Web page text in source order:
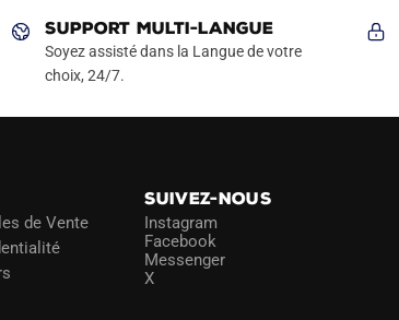
SUPPORT MULTI-LANGUE
Soyez assisté dans la Langue de votre
choix, 24/7.
de Vente
SUIVEZ-NOUS
Instagram
Facebook
Messenger
X